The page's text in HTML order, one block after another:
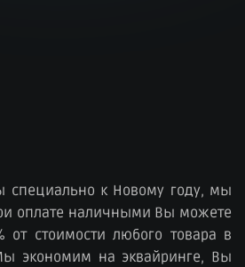
специально к Новому году, мы
оплате наличными Вы можете
от стоимости любого товара в
экономим на эквайринге, Вы